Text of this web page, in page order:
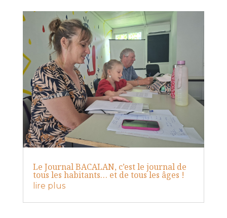
Le Journal BACALAN, c’est le journal de
tous les habitants… et de tous les âges !
lire plus